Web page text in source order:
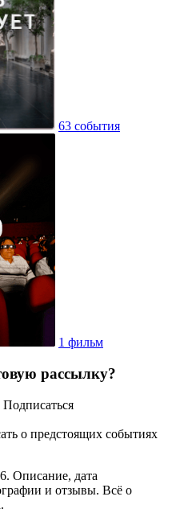
63 события
1 фильм
рассылку?
Подписаться
о предстоящих событиях
Описание, дата
и отзывы. Всё о